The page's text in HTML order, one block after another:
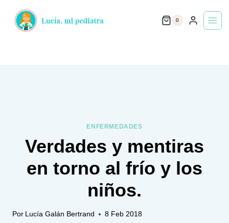
0
ENFERMEDADES
Verdades y mentiras
en torno al frío y los
niños.
Por Lucía Galán Bertrand 8 Feb 2018